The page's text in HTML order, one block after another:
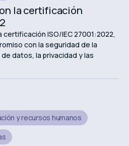
la certificación
ISO/IEC 27001:2022,
con la seguridad de la
datos, la privacidad y las
y recursos humanos